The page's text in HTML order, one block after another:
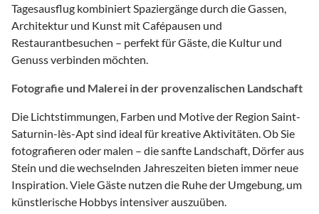
Tagesausflug kombiniert Spaziergänge durch die Gassen,
Architektur und Kunst mit Cafépausen und
Restaurantbesuchen – perfekt für Gäste, die Kultur und
Genuss verbinden möchten.
Fotografie und Malerei in der provenzalischen Landschaft
Die Lichtstimmungen, Farben und Motive der Region Saint-
Saturnin-lès-Apt sind ideal für kreative Aktivitäten. Ob Sie
fotografieren oder malen – die sanfte Landschaft, Dörfer aus
Stein und die wechselnden Jahreszeiten bieten immer neue
Inspiration. Viele Gäste nutzen die Ruhe der Umgebung, um
künstlerische Hobbys intensiver auszuüben.